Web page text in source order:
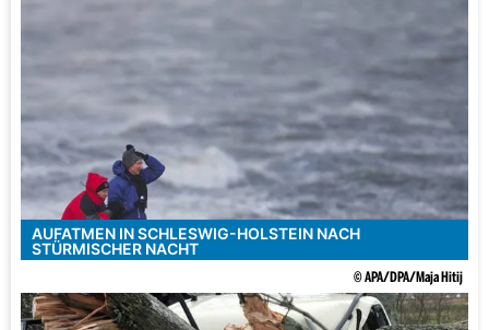
AUFATMEN IN SCHLESWIG-HOLSTEIN NACH
STÜRMISCHER NACHT
© APA/DPA/Maja Hitij